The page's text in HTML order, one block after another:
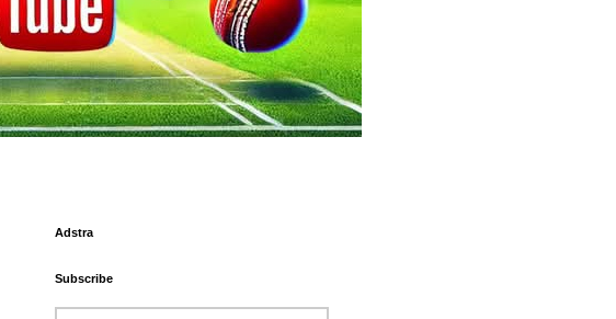
Adstra
Subscribe